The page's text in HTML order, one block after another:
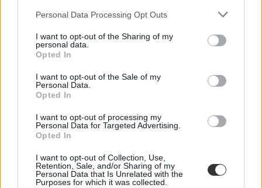
Personal Data Processing Opt Outs
I want to opt-out of the Sharing of my
personal data.
Opted In
I want to opt-out of the Sale of my
Personal Data.
Opted In
I want to opt-out of processing my
Personal Data for Targeted Advertising.
Opted In
I want to opt-out of Collection, Use,
Retention, Sale, and/or Sharing of my
Personal Data that Is Unrelated with the
Purposes for which it was collected.
#hiányzás orvosi igazolás
Nem lesz több orvosi igazolás az iskolából
hiányzóknak: sorra döntenek így a gyermekorvosok
Valószínűleg Budakalász lett az ország első „igazolásmentes”
városa, miután a helyi iskolák és óvodák a betegség miatt hiányzó
gyerekektől már nem kérnek orvosi igazolást, hanem elfogadják a
rendszert alakítanak ki, a napokban több gyermekorvos is
bejelentette, hogy sikerült megállapodni a környékbeli intézmények
vezetőivel, végre vége lehet az igazolásgyárnak.